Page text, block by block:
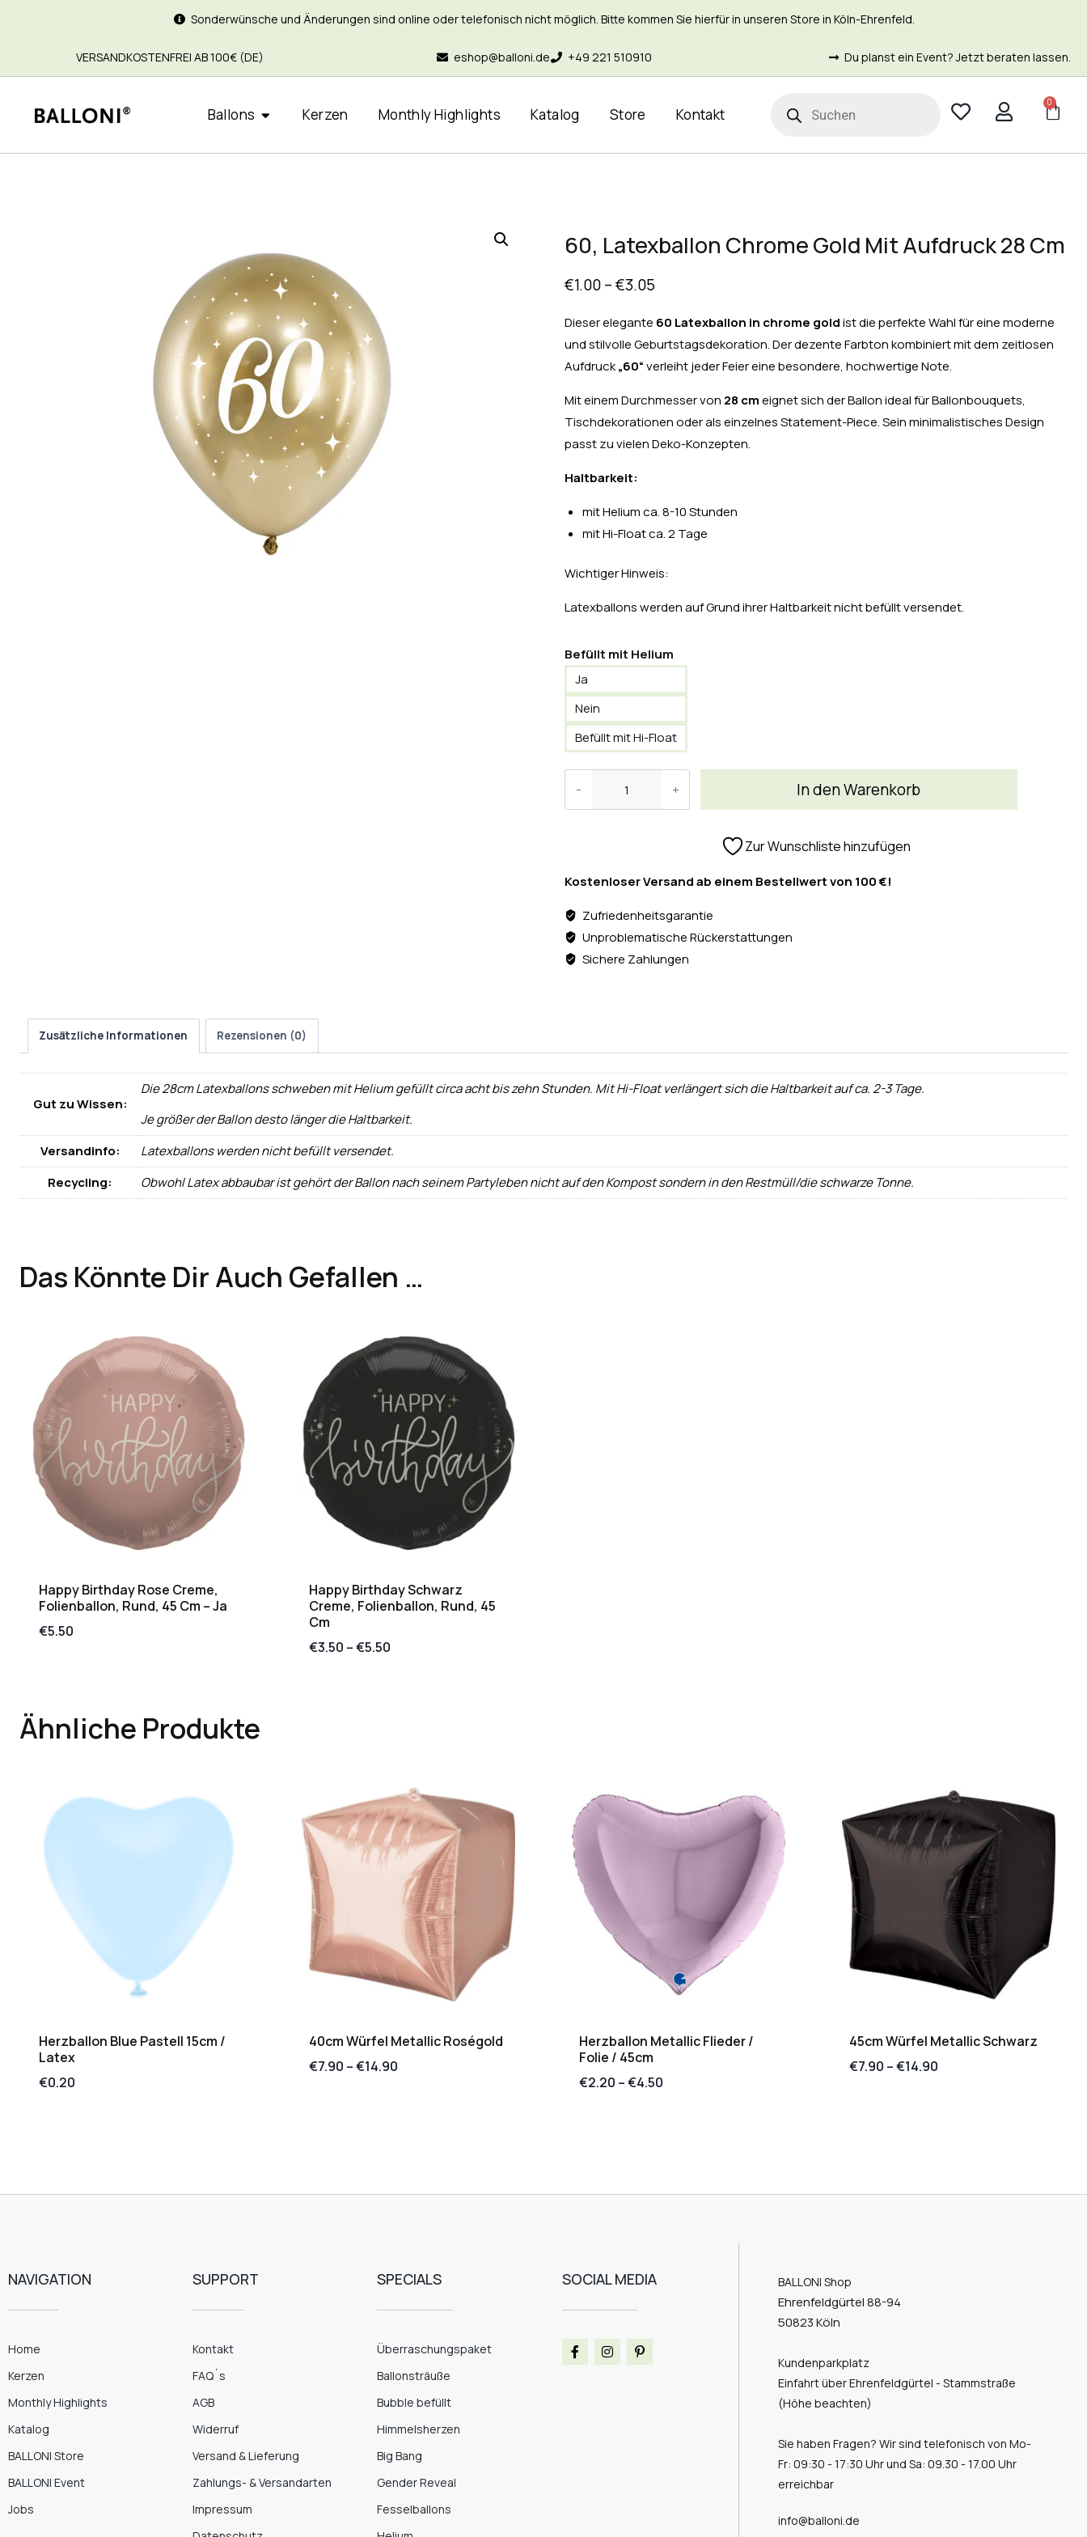
Sonderwünsche und Änderungen sind online oder telefonisch nicht möglich. Bitte kommen Sie hierfür in unseren Store in Köln-Ehrenfeld.
VERSANDKOSTENFREI AB 100€ (DE) eshop@balloni.de +49 221 510910 Du planst ein Event? Jetzt beraten lassen.
Ballons Kerzen Monthly Highlights Katalog Store Kontakt
0
60, Latexballon Chrome Gold Mit Aufdruck 28 Cm
€1.00–€3.05
Dieser elegante 60 Latexballon in chrome goldist die perfekte Wahl für eine moderne
und stilvolle Geburtstagsdekoration. Der dezente Farbton kombiniert mit dem zeitlosen
Aufdruck„60“verleiht jeder Feier eine besondere, hochwertige Note.
Mit einem Durchmesser von 28 cmeignet sich der Ballon ideal für Ballonbouquets,
Tischdekorationen oder als einzelnes Statement-Piece. Sein minimalistisches Design
passt zu vielen Deko-Konzepten.
Haltbarkeit:
mit Helium ca. 8-10 Stunden
mit Hi-Float ca. 2 Tage
Wichtiger Hinweis:
Latexballons werden auf Grund ihrer Haltbarkeit nicht befüllt versendet.
Befüllt mit Helium
Ja
Nein
Befüllt mit Hi-Float
In den Warenkorb
Zur Wunschliste hinzufügen
Kostenloser Versand ab einem Bestellwert von 100 €!
Zufriedenheitsgarantie
Unproblematische Rückerstattungen
Sichere Zahlungen
Zusätzliche Informationen Rezensionen (0)
Gut zu Wissen:
Die 28cm Latexballons schweben mit Helium gefüllt circa acht bis zehn Stunden. Mit Hi-Float verlängert sich die Haltbarkeit auf ca. 2-3 Tage.
Je größer der Ballon desto länger die Haltbarkeit.
Versandinfo:
Latexballons werden nicht befüllt versendet.
Recycling:
Obwohl Latex abbaubar ist gehört der Ballon nach seinem Partyleben nicht auf den Kompost sondern in den Restmüll/die schwarze Tonne.
Das Könnte Dir Auch Gefallen …
Happy Birthday Rose Creme,
Folienballon, Rund, 45 Cm – Ja
€5.50
Happy Birthday Schwarz
Creme, Folienballon, Rund, 45
Cm
€3.50 –€5.50
Ähnliche Produkte
Herzballon Blue Pastell 15cm /
Latex
€0.20
40cm Würfel Metallic Roségold
€7.90 –€14.90
Herzballon Metallic Flieder /
Folie / 45cm
€2.20 –€4.50
45cm Würfel Metallic Schwarz
€7.90 –€14.90
NAVIGATION
Home
Kerzen
Monthly Highlights
Katalog
BALLONI Store
BALLONI Event
Jobs
SUPPORT
Kontakt
FAQ´s
AGB
Widerruf
Versand & Lieferung
Zahlungs- & Versandarten
Impressum
SPECIALS
Überraschungspaket
Ballonsträuße
Bubble befüllt
Himmelsherzen
Big Bang
Gender Reveal
Fesselballons
SOCIAL MEDIA BALLONI Shop
Ehrenfeldgürtel 88-94
50823 Köln
Kundenparkplatz
Einfahrt über Ehrenfeldgürtel - Stammstraße
(Höhe beachten)
Sie haben Fragen? Wir sind telefonisch von Mo-
Fr: 09:30 - 17:30 Uhr und Sa: 09.30 - 17.00 Uhr
erreichbar
info@balloni.de